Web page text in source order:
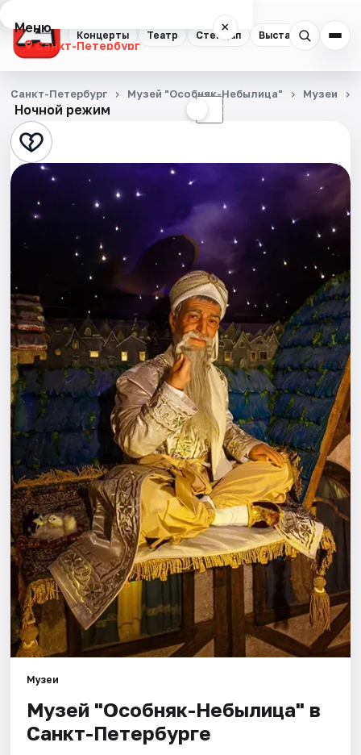
Концерты Театр Стендап Выставки
Меню ×
Санкт-Петербург
Концерты
Театр
Стендап
Выставки
Спорт
События
Города
Площадки
Артисты
Рейтинги
Ночной режим ☾
Санкт-Петербург Музей "Особняк-Небылица" Музеи
Музеи
Музей "Особняк-Небылица" в
Санкт-Петербурге